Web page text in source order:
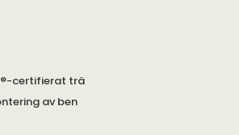
certifierat trä
av ben